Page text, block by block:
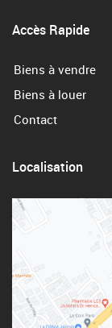
Accès Rapide
Biens à vendre
Biens à louer
Contact
Localisation